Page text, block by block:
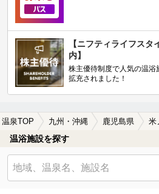
【ニフティライフス
内】
株主優待制度で人気の温
拡充されました！
温泉TOP 九州・沖縄 鹿児島県 米
温浴施設を探す